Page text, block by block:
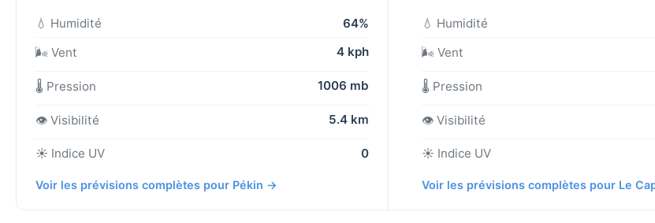
💧 Humidité
64%
🌬️ Vent
4 kph
🌡️ Pression 1006 mb
👁️ Visibilité 5.4 km
☀️ Indice UV 0
Voir les prévisions complètes pour Pékin →
💧 Humidité
🌬️ Vent
🌡️ Pression
👁️ Visibilité
☀️ Indice UV
Voir les prévisions complètes pour Le